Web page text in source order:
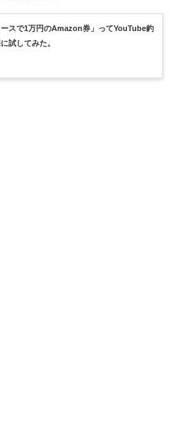
ースで1万円のAmazon券」ってYouTube釣
試してみた。